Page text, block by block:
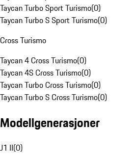
Taycan Turbo Sport Turismo(0)
Taycan Turbo S Sport Turismo(0)
Cross Turismo
Taycan 4 Cross Turismo(0)
Taycan 4S Cross Turismo(0)
Taycan Turbo Cross Turismo(0)
Taycan Turbo S Cross Turismo(0)
Modellgenerasjoner
J1 II(0)